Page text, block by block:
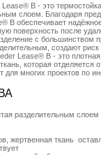
B - это
слоем. Благодаря
B обеспечивает
поверхность после
с большинством
создают риск
Lease® B - это
которая отделяется
для многих проектов по
разделительным слоем
жертвенная ткань